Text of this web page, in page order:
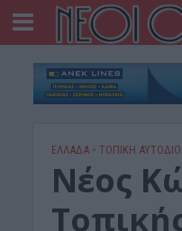
ΕΛΛΑΔΑ • ΤΟΠΙΚΗ
Νέος